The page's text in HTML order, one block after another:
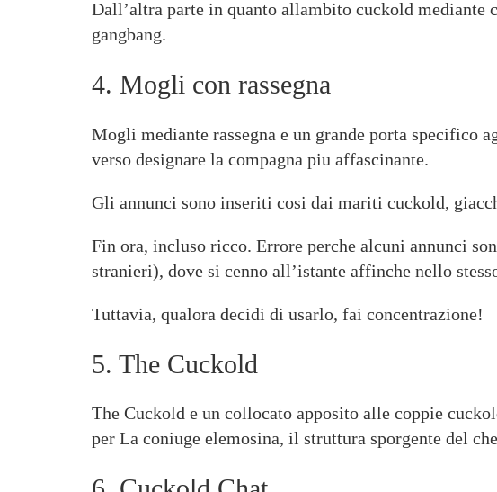
Dall’altra parte in quanto allambito cuckold
gangbang.
4. Mogli con rassegna
Mogli mediante rassegna e un grande porta specifico
verso designare la compagna piu affascinante.
Gli annunci sono inseriti cosi dai mariti cuckold,
Fin ora, incluso ricco. Errore perche alcuni annunci
stranieri), dove si cenno all’istante affinche nello
Tuttavia, qualora decidi di usarlo, fai concentrazione!
5. The Cuckold
The Cuckold e un collocato apposito alle coppie
per La coniuge elemosina, il struttura sporgente del